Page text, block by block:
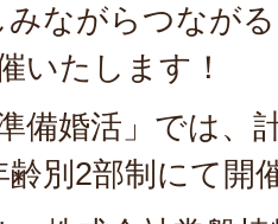
みながらつなが
いたします！
備婚活」では、
齢別2部制にて開